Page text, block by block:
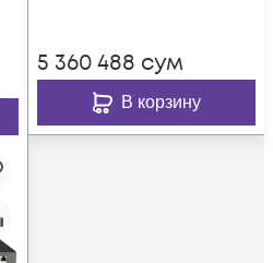
5 360 488 сум
В корзину